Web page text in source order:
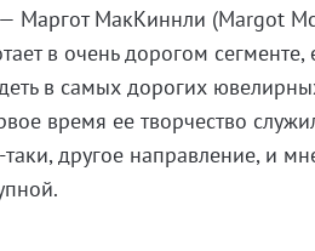
МакКиннли (Margot
в очень дорогом
в самых дорогих
время ее творчество
другое направление, и